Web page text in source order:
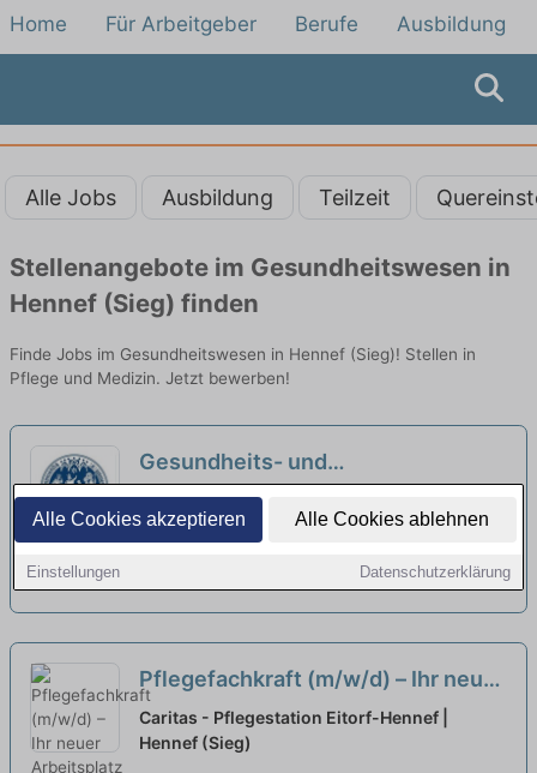
Alle Cookies akzeptieren Alle Cookies ablehnen
Einstellungen Datenschutzerklärung
Home Für Arbeitgeber Berufe Ausbildung
Alle Jobs Ausbildung Teilzeit
Stellenangebote im Gesundheitswesen in
Hennef (Sieg) finden
Finde Jobs im Gesundheitswesen in Hennef (Sieg)! Stellen in
Pflege und Medizin. Jetzt bewerben!
Gesundheits- und
Kinderkrankenpfleger:in (m/w/d)
für die Neuropädiatrie - Für
Zufriedenheit und gute
Zukunftsaussichten! neu
Universitätsklinikum Köln | Köln
zum Angebot
Pflegefachkraft (m/w/d) – Ihr neuer
Arbeitsplatz mit attraktiven
Arbeitszeiten!
Caritas - Pflegestation Eitorf-Hennef |
Hennef (Sieg)